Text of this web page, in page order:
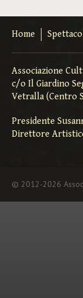
Home
Associazione
c/o Il Giardino
Vetralla (Centro
Presidente
Direttore
© 2012-2026